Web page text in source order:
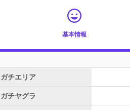
基本情報
ガチエリア
ガチヤグラ